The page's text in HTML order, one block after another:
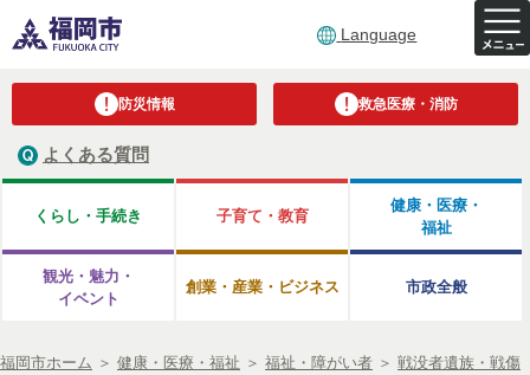
Language
防災情報 救急医療・消防
よくある質問
くらし・手続き 子育て・教育
健康・医療・
福祉
観光・魅力・
イベント
創業・産業・ビジネス 市政全般
福岡市ホーム ＞ 健康・医療・福祉 ＞ 福祉・障がい者 ＞ 戦没者遺族・戦傷